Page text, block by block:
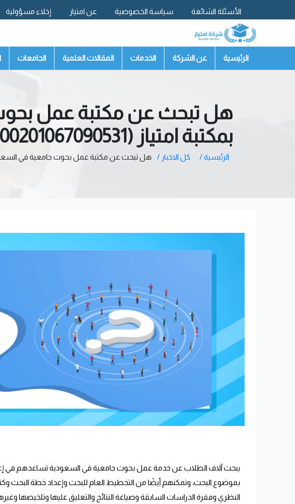
الأسئلة الشائعة سياسة الخصوصية عن امتياز
إخلاء مسؤولية
تواصل معنا
الرئيسية عن الشركة الخدمات المقالات العلمية الجامعات
هل تبحث عن مكتبة عمل
بمكتبة امتياز (00201067090531 )
الرئيسية / كل الاخبار / هل تبحث عن مكتبة عمل بحوث جامعية في السعودية؟ اتصل
يبحث آلاف الطلاب عن خدمة عمل بحوث جامعية في السعودية تساعدهم في
بموضوع البحث، وتمكنهم أيضًا من التخطيط العام للبحث وإعداد خطة البحث
النظري وفقرة الدراسات السابقة وصياغة النتائج والتعليق عليها وتلخيصها